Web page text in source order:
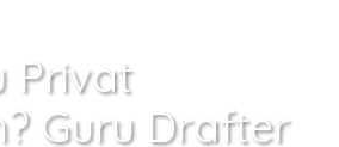
Privat
Guru Drafter